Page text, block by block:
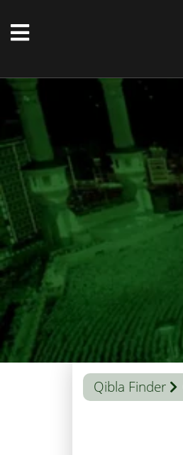
Qibla Finder